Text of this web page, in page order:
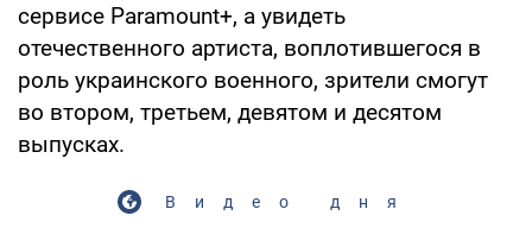
сервисе Paramount+, а увидеть
отечественного артиста, воплотившегося в
роль украинского военного, зрители смогут
во втором, третьем, девятом и десятом
выпусках.
Видео дня